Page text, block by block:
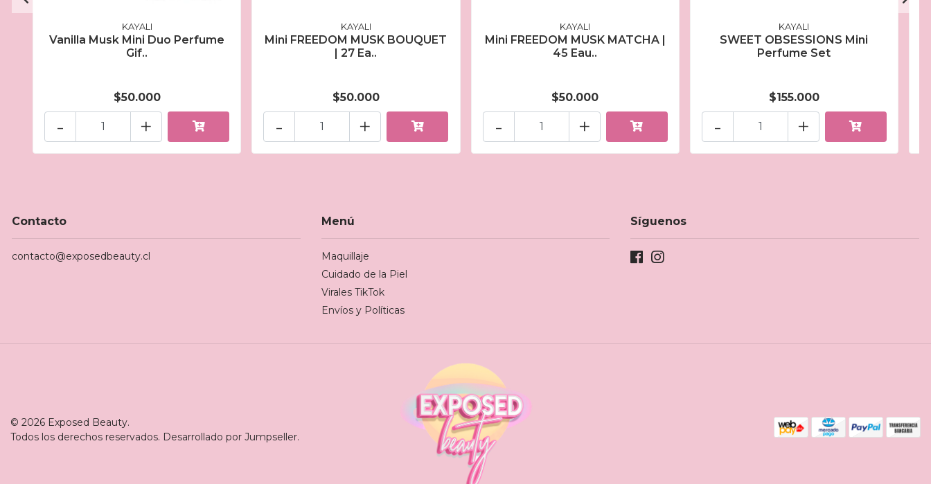
KAYALI
Vanilla Musk Mini Duo Perfume
Gif..
$50.000
+
-
KAYALI
Mini FREEDOM MUSK BOUQUET
| 27 Ea..
$50.000
+
-
KAYALI
Mini FREEDOM MUSK MATCHA |
45 Eau..
$50.000
+
-
KAYALI
SWEET OBSESSIONS Mini
Perfume Set
$155.000
+
-
Contacto
contacto@exposedbeauty.cl
Menú
Maquillaje
Cuidado de la Piel
Virales TikTok
Envíos y Políticas
Síguenos
© 2026 Exposed Beauty.
Todos los derechos reservados. Desarrollado por Jumpseller.